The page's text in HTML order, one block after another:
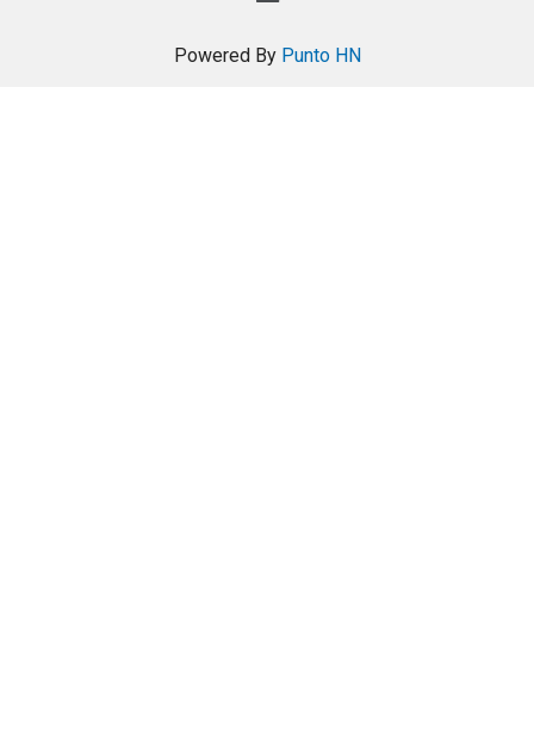
Powered By Punto HN